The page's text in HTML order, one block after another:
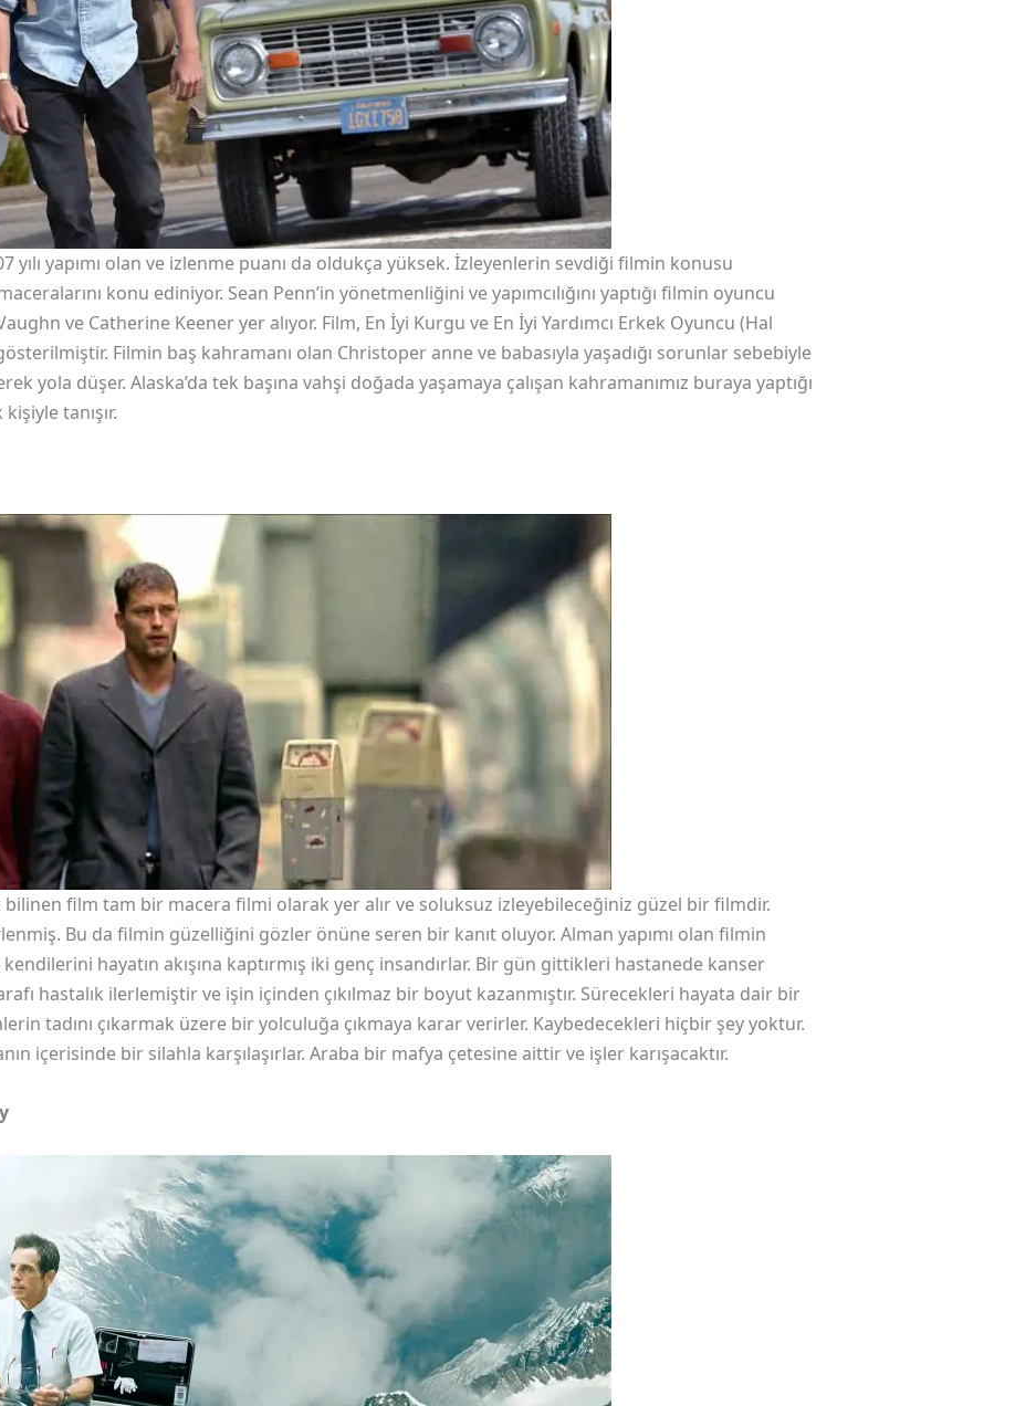
yılı yapımı olan ve izlenme puanı da oldukça yüksek. İzleyenlerin sevdiği filmin konusu
konu ediniyor. Sean Penn’in yönetmenliğini ve yapımcılığını yaptığı filmin oyuncu
ve Catherine Keener yer alıyor. Film, En İyi Kurgu ve En İyi Yardımcı Erkek Oyuncu (Hal
Filmin baş kahramanı olan Christoper anne ve babasıyla yaşadığı sorunlar sebebiyle
yola düşer. Alaska’da tek başına vahşi doğada yaşamaya çalışan kahramanımız buraya yaptığı
tanışır.
bilinen film tam bir macera filmi olarak yer alır ve soluksuz izleyebileceğiniz güzel bir filmdir.
Bu da filmin güzelliğini gözler önüne seren bir kanıt oluyor. Alman yapımı olan filmin
hayatın akışına kaptırmış iki genç insandırlar. Bir gün gittikleri hastanede kanser
hastalık ilerlemiştir ve işin içinden çıkılmaz bir boyut kazanmıştır. Sürecekleri hayata dair bir
tadını çıkarmak üzere bir yolculuğa çıkmaya karar verirler. Kaybedecekleri hiçbir şey yoktur.
içerisinde bir silahla karşılaşırlar. Araba bir mafya çetesine aittir ve işler karışacaktır.